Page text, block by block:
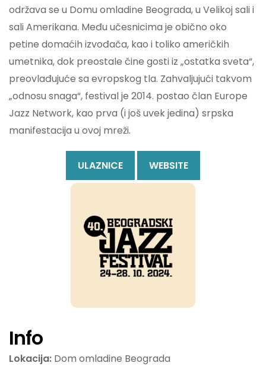
održava se u Domu omladine Beograda, u Velikoj sali i
sali Amerikana. Među učesnicima je obično oko
petine domaćih izvođača, kao i toliko američkih
umetnika, dok preostale čine gosti iz „ostatka sveta“,
preovlađujuće sa evropskog tla. Zahvaljujući takvom
„odnosu snaga“, festival je 2014. postao član Europe
Jazz Network, kao prva (i još uvek jedina) srpska
manifestacija u ovoj mreži.
ULAZNICE WEBSITE
Info
Lokacija: Dom omladine Beograda